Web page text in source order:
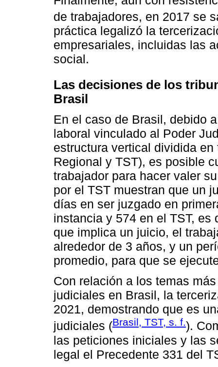
de trabajadores, en 2017 se
práctica legalizó la
empresariales, incluidas las
social.
Las decisiones de los
Brasil
En el caso de Brasil, debido
laboral vinculado al Poder
estructura vertical dividida
Regional y TST), es posible
trabajador para hacer valer
por el TST muestran que un
días en ser juzgado en
instancia y 574 en el TST, es
que implica un juicio, el
alrededor de 3 años, y un
promedio, para que se
Con relación a los temas
judiciales en Brasil, la
2021, demostrando que es
judiciales (Brasil, TST, s. f.).
las peticiones iniciales y las
legal el Precedente 331 del